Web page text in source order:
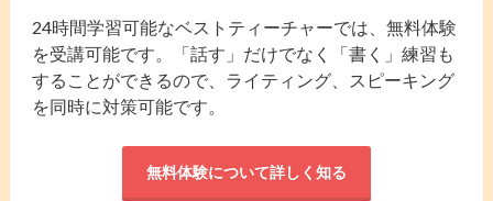
24時間学習可能なベストティーチャーでは、無料体験
を受講可能です。「話す」だけでなく「書く」練習も
することができるので、ライティング、スピーキング
を同時に対策可能です。
無料体験について詳しく知る